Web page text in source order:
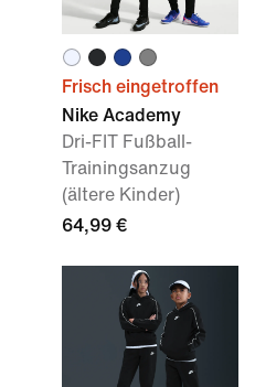
Frisch eingetroffen
Nike Academy
Dri-FIT Fußball-
Trainingsanzug
(ältere Kinder)
64,99 €